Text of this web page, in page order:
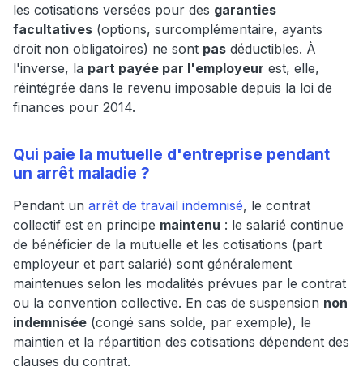
les cotisations versées pour des garanties
facultatives (options, surcomplémentaire, ayants
droit non obligatoires) ne sont pas déductibles. À
l'inverse, la part payée par l'employeur est, elle,
réintégrée dans le revenu imposable depuis la loi de
finances pour 2014.
Qui paie la mutuelle d'entreprise pendant
un arrêt maladie ?
Pendant un arrêt de travail indemnisé, le contrat
collectif est en principe maintenu : le salarié continue
de bénéficier de la mutuelle et les cotisations (part
employeur et part salarié) sont généralement
maintenues selon les modalités prévues par le contrat
ou la convention collective. En cas de suspension non
indemnisée (congé sans solde, par exemple), le
maintien et la répartition des cotisations dépendent des
clauses du contrat.